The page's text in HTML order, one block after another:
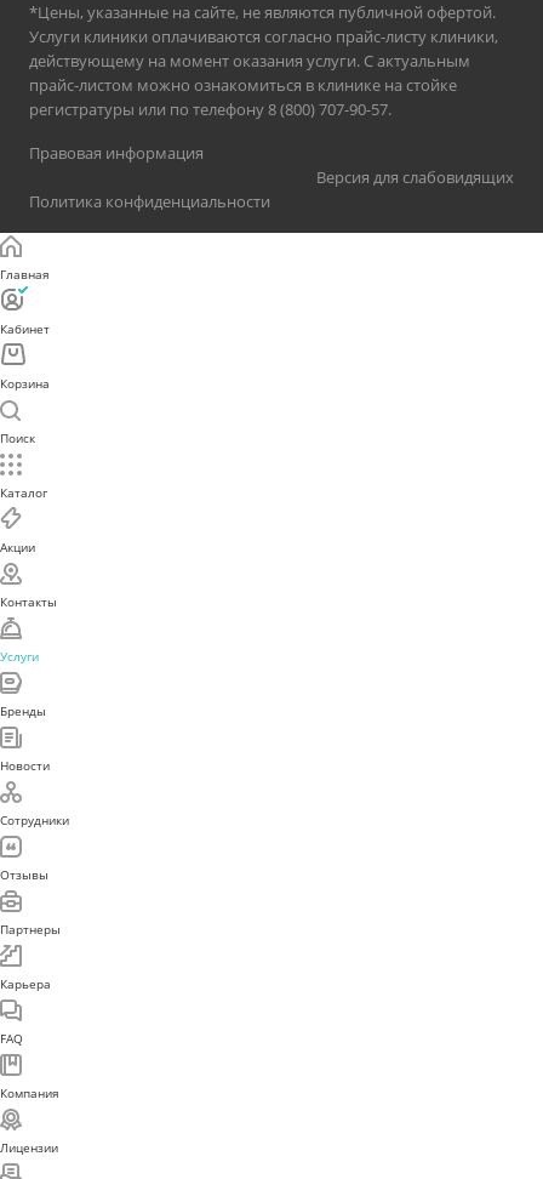
*Цены, указанные на сайте, не являются публичной офертой.
Услуги клиники оплачиваются согласно прайс-листу клиники,
действующему на момент оказания услуги. С актуальным
прайс-листом можно ознакомиться в клинике на стойке
регистратуры или по телефону 8 (800) 707-90-57.
Правовая информация
Политика конфиденциальности
Версия для слабовидящих
Главная
Кабинет
Корзина
Поиск
Каталог
Акции
Контакты
Услуги
Бренды
Новости
Сотрудники
Отзывы
Партнеры
Карьера
FAQ
Компания
Лицензии